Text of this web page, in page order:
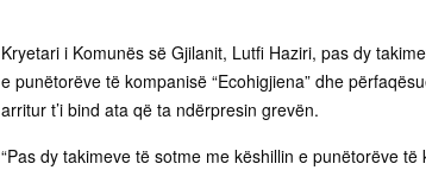
Kryetari i Komunës së Gjilanit, Lutfi Haziri, pas dy
e punëtorëve të kompanisë “Ecohigjiena” dhe
arritur t’i bind ata që ta ndërpresin grevën.
“Pas dy takimeve të sotme me këshillin e punëtorëve të